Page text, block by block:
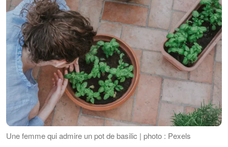
Une femme qui admire un pot de basilic | photo : Pexels